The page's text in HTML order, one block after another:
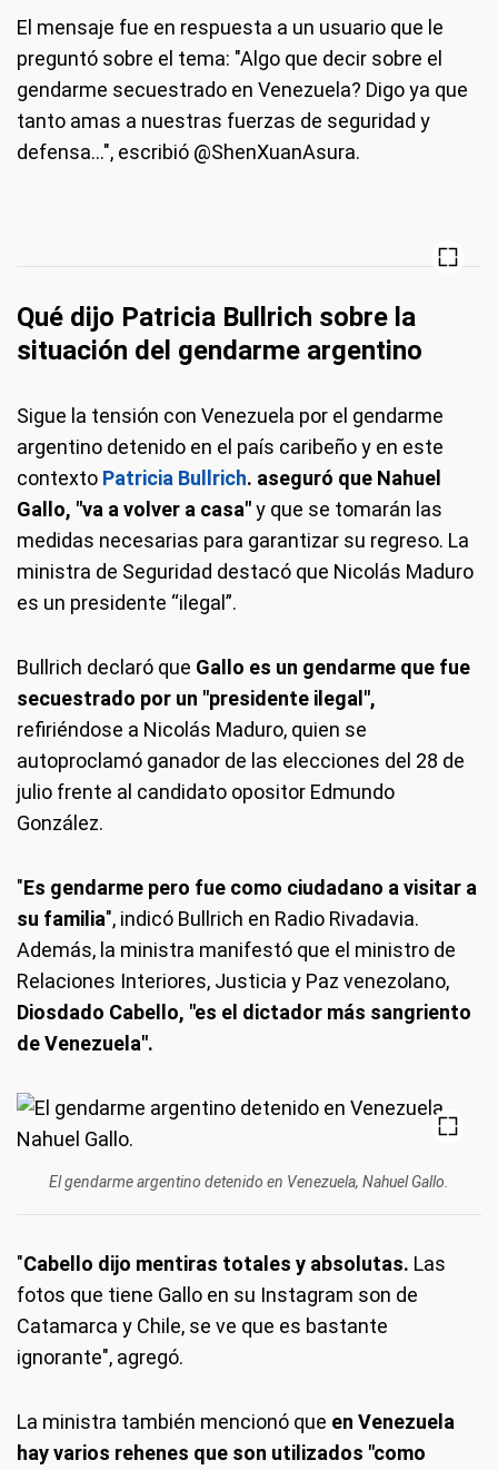
El mensaje fue en respuesta a un usuario que le
preguntó sobre el tema: "Algo que decir sobre el
gendarme secuestrado en Venezuela? Digo ya que
tanto amas a nuestras fuerzas de seguridad y
defensa...", escribió @ShenXuanAsura.
Qué dijo Patricia Bullrich sobre la
situación del gendarme argentino
Sigue la tensión con Venezuela por el gendarme
argentino detenido en el país caribeño y en este
contexto Patricia Bullrich. aseguró que Nahuel
Gallo, "va a volver a casa"y que se tomarán las
medidas necesarias para garantizar su regreso. La
ministra de Seguridad destacó que Nicolás Maduro
es un presidente “ilegal”.
Bullrich declaró que Gallo es un gendarme que fue
secuestrado por un "presidente ilegal",
refiriéndose a Nicolás Maduro, quien se
autoproclamó ganador de las elecciones del 28 de
julio frente al candidato opositor Edmundo
González.
"Es gendarme pero fue como ciudadano a visitar a
su familia", indicó Bullrich en Radio Rivadavia.
Además, la ministra manifestó que el ministro de
Relaciones Interiores, Justicia y Paz venezolano,
Diosdado Cabello, "es el dictador más sangriento
de Venezuela".
El gendarme argentino detenido en Venezuela, Nahuel Gallo.
"Cabello dijo mentiras totales y absolutas. Las
fotos que tiene Gallo en su Instagram son de
Catamarca y Chile, se ve que es bastante
ignorante", agregó.
La ministra también mencionó que en Venezuela
hay varios rehenes que son utilizados "como